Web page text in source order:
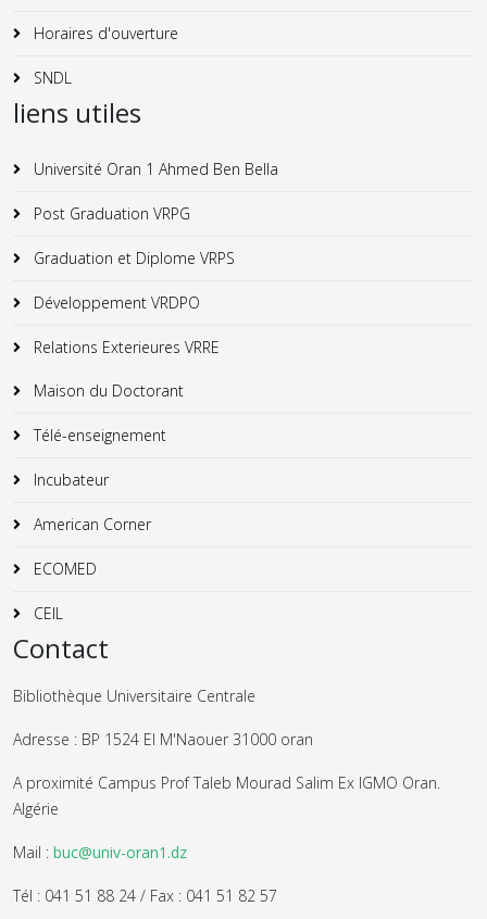
Horaires d'ouverture
SNDL
liens utiles
Université Oran 1 Ahmed Ben Bella
Post Graduation VRPG
Graduation et Diplome VRPS
Développement VRDPO
Relations Exterieures VRRE
Maison du Doctorant
Télé-enseignement
Incubateur
American Corner
ECOMED
CEIL
Contact
Bibliothèque Universitaire Centrale
Adresse : BP 1524 El M'Naouer 31000 oran
A proximité Campus Prof Taleb Mourad Salim Ex IGMO Oran.
Algérie
Mail : buc@univ-oran1.dz
Tél : 041 51 88 24 / Fax : 041 51 82 57